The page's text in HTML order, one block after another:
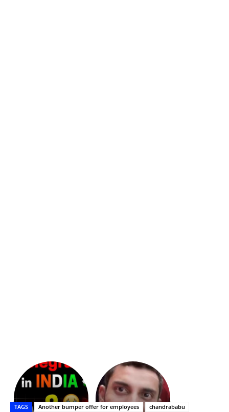
భగవంతుని
ప్రసాదం
తీర్థం..తులసీదళం
లేకుండా
కేజీఎఫ్
సినిమాతో
పాన్
ఇండియా
Upasana:
భర్తపై
రివెంజ్
TAGS Another bumper offer for employees
chandrababu